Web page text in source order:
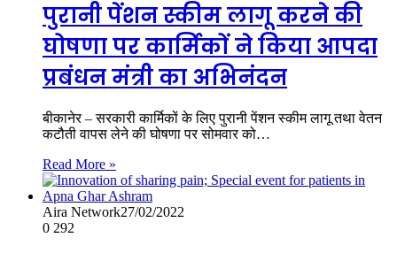
पुरानी पेंशन स्कीम लागू करने की
घोषणा पर कार्मिकों ने किया आपदा
प्रबंधन मंत्री का अभिनंदन
बीकानेर – सरकारी कार्मिकों के लिए पुरानी पेंशन स्कीम लागू तथा वेतन
कटौती वापस लेने की घोषणा पर सोमवार को…
Read More »
Aira Network27/02/2022
0 292